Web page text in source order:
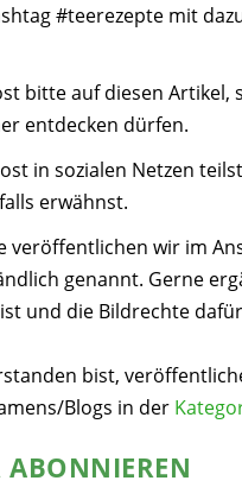
#teerezepte mit
bitte auf diesen Artikel,
entdecken dürfen.
in sozialen Netzen
erwähnst.
veröffentlichen wir im
genannt. Gerne
und die Bildrechte
bist,
Blogs in der
ABONNIEREN